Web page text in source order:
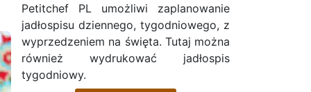
Petitchef PL umożliwi zaplanowanie
jadłospisu dziennego, tygodniowego, z
wyprzedzeniem na święta. Tutaj można
również wydrukować jadłospis
tygodniowy.